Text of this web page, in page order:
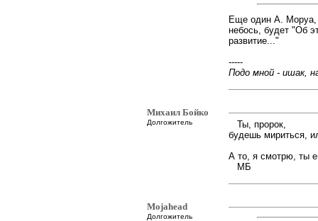
Еще один А. Моруа,
небось, будет "Об
развитие..."
-----
Подо мной - ишак,
Михаил Бойко
Долгожитель
Ты, пророк,
будешь мириться,
А то, я смотрю, ты
МБ
Mojahead
Долгожитель